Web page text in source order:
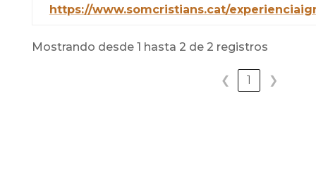
https://www.somcristians.cat/
Mostrando desde 1 hasta 2 de 2 registros
❮ 1 ❯